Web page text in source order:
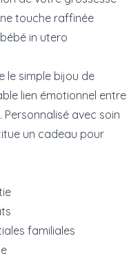
touche raffinée
in utero
le simple bijou de
lien émotionnel entre
avec soin
un cadeau pour
familiales